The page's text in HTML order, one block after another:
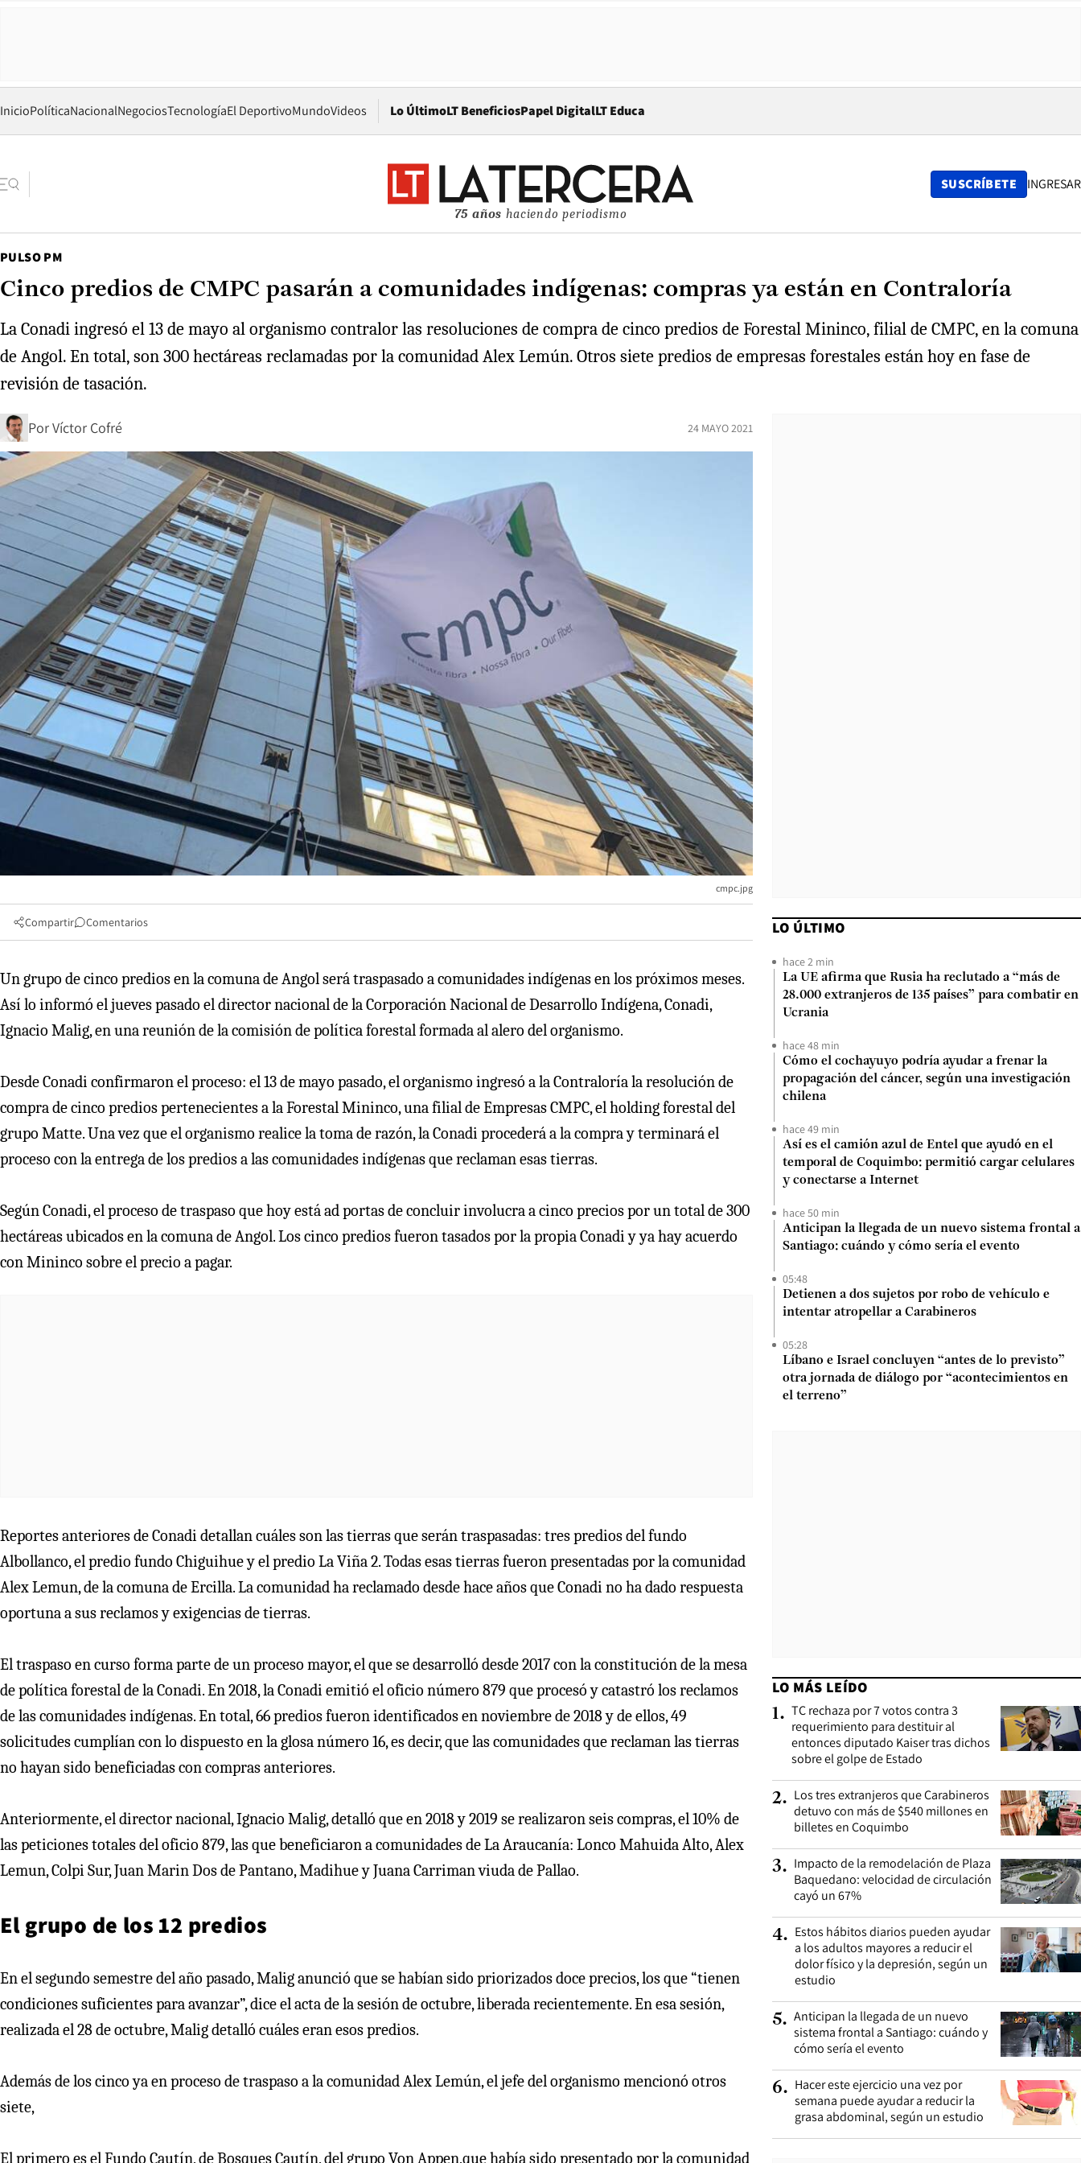
InicioPolíticaNacionalNegociosTecnologíaEl DeportivoMundoVideos Lo ÚltimoLT BeneficiosPapel DigitalOpens in new window
LT Educa
75 años haciendo periodismo
SUSCRÍBETE INGRESAR
PULSO PM
Cinco predios de CMPC pasarán a comunidades indígenas: compras ya están en Contraloría
La Conadi ingresó el 13 de mayo al organismo contralor las resoluciones de compra de cinco predios de Forestal Mininco, filial de CMPC, en la comuna
de Angol. En total, son 300 hectáreas reclamadas por la comunidad Alex Lemún. Otros siete predios de empresas forestales están hoy en fase de
revisión de tasación.
PorVíctor Cofré 24 MAYO 2021
cmpc.jpg
Compartir Comentarios
Un grupo de cinco predios en la comuna de Angol será traspasado a comunidades indígenas en los próximos meses.
Así lo informó el jueves pasado el director nacional de la Corporación Nacional de Desarrollo Indígena, Conadi,
Ignacio Malig, en una reunión de la comisión de política forestal formada al alero del organismo.
Desde Conadi confirmaron el proceso: el 13 de mayo pasado, el organismo ingresó a la Contraloría la resolución de
compra de cinco predios pertenecientes a la Forestal Mininco, una filial de Empresas CMPC, el holding forestal del
grupo Matte. Una vez que el organismo realice la toma de razón, la Conadi procederá a la compra y terminará el
proceso con la entrega de los predios a las comunidades indígenas que reclaman esas tierras.
Según Conadi, el proceso de traspaso que hoy está ad portas de concluir involucra a cinco precios por un total de 300
hectáreas ubicados en la comuna de Angol. Los cinco predios fueron tasados por la propia Conadi y ya hay acuerdo
con Mininco sobre el precio a pagar.
Reportes anteriores de Conadi detallan cuáles son las tierras que serán traspasadas: tres predios del fundo
Albollanco, el predio fundo Chiguihue y el predio La Viña 2. Todas esas tierras fueron presentadas por la comunidad
Alex Lemun, de la comuna de Ercilla. La comunidad ha reclamado desde hace años que Conadi no ha dado respuesta
oportuna a sus reclamos y exigencias de tierras.
El traspaso en curso forma parte de un proceso mayor, el que se desarrolló desde 2017 con la constitución de la mesa
de política forestal de la Conadi. En 2018, la Conadi emitió el oficio número 879 que procesó y catastró los reclamos
de las comunidades indígenas. En total, 66 predios fueron identificados en noviembre de 2018 y de ellos, 49
solicitudes cumplían con lo dispuesto en la glosa número 16, es decir, que las comunidades que reclaman las tierras
no hayan sido beneficiadas con compras anteriores.
Anteriormente, el director nacional, Ignacio Malig, detalló que en 2018 y 2019 se realizaron seis compras, el 10% de
las peticiones totales del oficio 879, las que beneficiaron a comunidades de La Araucanía: Lonco Mahuida Alto, Alex
Lemun, Colpi Sur, Juan Marin Dos de Pantano, Madihue y Juana Carriman viuda de Pallao.
El grupo de los 12 predios
En el segundo semestre del año pasado, Malig anunció que se habían sido priorizados doce precios, los que “tienen
condiciones suficientes para avanzar”, dice el acta de la sesión de octubre, liberada recientemente. En esa sesión,
realizada el 28 de octubre, Malig detalló cuáles eran esos predios.
Además de los cinco ya en proceso de traspaso a la comunidad Alex Lemún, el jefe del organismo mencionó otros
siete,
El primero es el Fundo Cautín, de Bosques Cautín, del grupo Von Appen,que había sido presentado por la comunidad
LO ÚLTIMO
hace 2 min
La UE afirma que Rusia ha reclutado a “más de
28.000 extranjeros de 135 países” para combatir en
Ucrania
hace 48 min
Cómo el cochayuyo podría ayudar a frenar la
propagación del cáncer, según una investigación
chilena
hace 49 min
Así es el camión azul de Entel que ayudó en el
temporal de Coquimbo: permitió cargar celulares
y conectarse a Internet
hace 50 min
Anticipan la llegada de un nuevo sistema frontal a
Santiago: cuándo y cómo sería el evento
05:48
Detienen a dos sujetos por robo de vehículo e
intentar atropellar a Carabineros
05:28
Líbano e Israel concluyen “antes de lo previsto”
otra jornada de diálogo por “acontecimientos en
el terreno”
LO MÁS LEÍDO
1. TC rechaza por 7 votos contra 3
requerimiento para destituir al
entonces diputado Kaiser tras dichos
sobre el golpe de Estado
2. Los tres extranjeros que Carabineros
detuvo con más de $540 millones en
billetes en Coquimbo
3. Impacto de la remodelación de Plaza
Baquedano: velocidad de circulación
cayó un 67%
4. Estos hábitos diarios pueden ayudar
a los adultos mayores a reducir el
dolor físico y la depresión, según un
estudio
5. Anticipan la llegada de un nuevo
sistema frontal a Santiago: cuándo y
cómo sería el evento
6. Hacer este ejercicio una vez por
semana puede ayudar a reducir la
grasa abdominal, según un estudio